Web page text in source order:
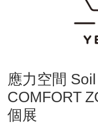
應力空間 Soil
COMFORT
個展